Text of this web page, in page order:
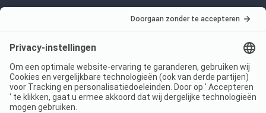
Imprint
Jouw privacy
Voorwaarden